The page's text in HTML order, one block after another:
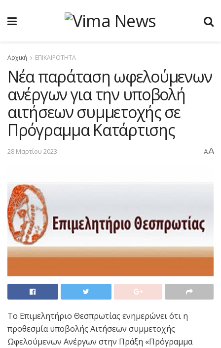
Αρχική ΕΠΙΚΑΙΡΟΤΗΤΑ
Νέα παράταση ωφελούμενων
ανέργων για την υποβολή
αιτήσεων συμμετοχής σε
Πρόγραμμα Κατάρτισης
28 Μαρτίου 2023 AA
Το Επιμελητήριο Θεσπρωτίας ενημερώνει ότι η
προθεσμία υποβολής Αιτήσεων συμμετοχής
Ωφελούμενων Ανέργων στην Πράξη «Πρόγραμμα